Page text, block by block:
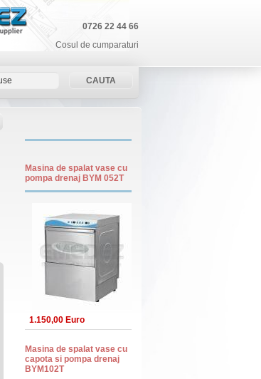
0726 22 44 66
Cosul de cumparaturi
Masina de spalat vase cu
pompa drenaj BYM 052T
1.150,00 Euro
Masina de spalat vase cu
capota si pompa drenaj
BYM102T